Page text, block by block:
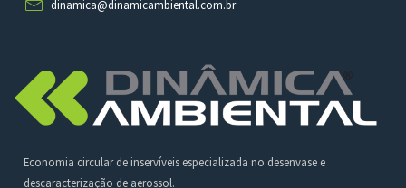
Economia circular de inservíveis especializada no desenvase e
descaracterização de aerossol.
dinamica@dinamicambiental.com.br